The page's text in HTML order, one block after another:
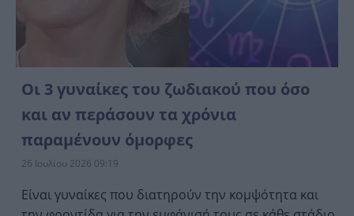
Οι 3 γυναίκες του ζωδιακού που όσο
και αν περάσουν τα χρόνια
παραμένουν όμορφες
26 Ιουλίου 2026 09:19
Είναι γυναίκες που διατηρούν την κομψότητα και